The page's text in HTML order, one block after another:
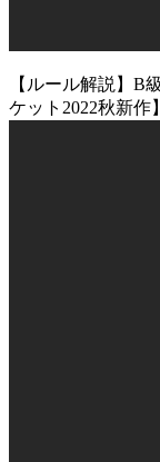
【ルール解説】B
ケット2022秋新作】